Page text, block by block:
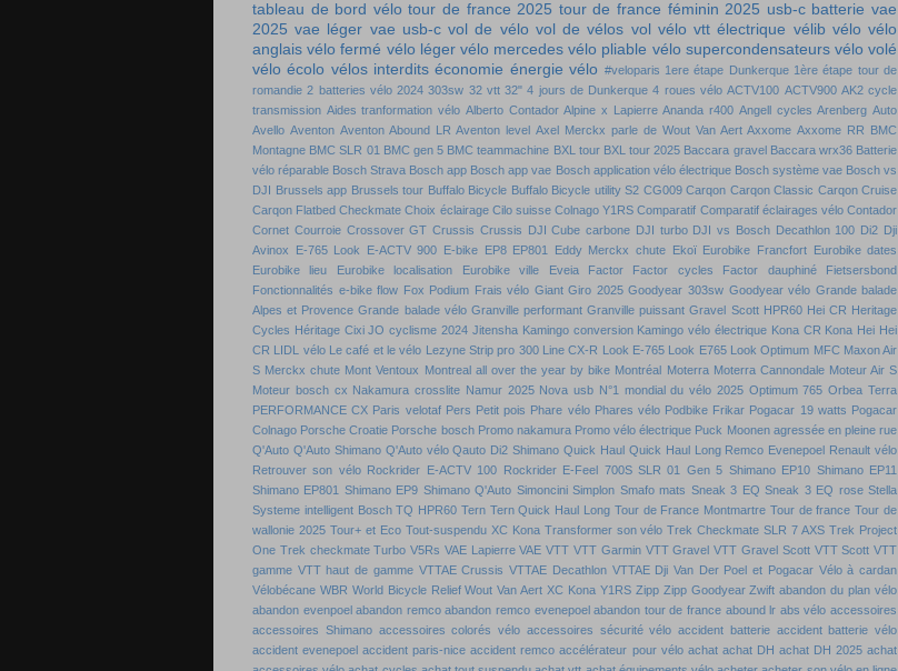
tableau de bord vélo tour de france 2025 tour de france féminin 2025 usb-c batterie vae
2025 vae léger vae usb-c vol de vélo vol de vélos vol vélo vtt électrique vélib vélo vélo
anglais vélo fermé vélo léger vélo mercedes vélo pliable vélo supercondensateurs vélo volé
vélo écolo vélos interdits économie énergie vélo #veloparis 1ere étape Dunkerque 1ère étape tour de
romandie 2 batteries vélo 2024 303sw 32 vtt 32" 4 jours de Dunkerque 4 roues vélo ACTV100 ACTV900 AK2 cycle
transmission Aides tranformation vélo Alberto Contador Alpine x Lapierre Ananda r400 Angell cycles Arenberg Auto
Avello Aventon Aventon Abound LR Aventon level Axel Merckx parle de Wout Van Aert Axxome Axxome RR BMC
Montagne BMC SLR 01 BMC gen 5 BMC teammachine BXL tour BXL tour 2025 Baccara gravel Baccara wrx36 Batterie
vélo réparable Bosch Strava Bosch app Bosch app vae Bosch application vélo électrique Bosch système vae Bosch vs
DJI Brussels app Brussels tour Buffalo Bicycle Buffalo Bicycle utility S2 CG009 Carqon Carqon Classic Carqon Cruise
Carqon Flatbed Checkmate Choix éclairage Cilo suisse Colnago Y1RS Comparatif Comparatif éclairages vélo Contador
Cornet Courroie Crossover GT Crussis Crussis DJI Cube carbone DJI turbo DJI vs Bosch Decathlon 100 Di2 Dji
Avinox
E-765 Look E-ACTV 900 E-bike EP8 EP801 Eddy Merckx chute Ekoï Eurobike Francfort Eurobike dates
Eurobike lieu
Eurobike localisation Eurobike ville Eveia Factor Factor cycles Factor dauphiné
Fietsersbond
Fonctionnalités e-bike flow Fox Podium Frais vélo Giant Giro 2025 Goodyear 303sw Goodyear vélo Grande balade
Alpes et Provence Grande balade vélo Granville performant Granville puissant Gravel Scott HPR60 Hei CR Heritage
Cycles Héritage Cixi JO cyclisme 2024 Jitensha Kamingo conversion Kamingo vélo électrique Kona CR Kona Hei Hei
CR LIDL vélo Le café et le vélo Lezyne Strip pro 300 Line CX-R Look E-765 Look E765 Look Optimum MFC Maxon Air
S Merckx chute Mont Ventoux Montreal all over the year by bike Montréal Moterra Moterra Cannondale Moteur Air S
Moteur bosch cx Nakamura crosslite Namur 2025 Nova usb N°1 mondial du vélo 2025 Optimum 765 Orbea Terra
PERFORMANCE CX Paris velotaf Pers Petit pois Phare vélo Phares vélo Podbike Frikar Pogacar 19 watts Pogacar
Colnago Porsche Croatie Porsche bosch Promo nakamura Promo vélo électrique Puck Moonen agressée en pleine rue
Q'Auto Q'Auto Shimano Q'Auto vélo Qauto Di2 Shimano Quick Haul Quick Haul Long Remco Evenepoel Renault vélo
Retrouver son vélo Rockrider E-ACTV 100 Rockrider E-Feel 700S SLR 01 Gen 5 Shimano EP10 Shimano EP11
Shimano EP801 Shimano EP9 Shimano Q'Auto Simoncini Simplon Smafo mats Sneak 3 EQ Sneak 3 EQ rose Stella
Systeme intelligent Bosch TQ HPR60 Tern Tern Quick Haul Long Tour de France Montmartre Tour de france Tour de
wallonie 2025 Tour+ et Eco Tout-suspendu XC Kona Transformer son vélo Trek Checkmate SLR 7 AXS Trek Project
One Trek checkmate Turbo V5Rs VAE Lapierre VAE VTT VTT Garmin VTT Gravel VTT Gravel Scott VTT Scott VTT
gamme VTT haut de gamme VTTAE Crussis VTTAE Decathlon VTTAE Dji Van Der Poel et Pogacar Vélo à cardan
Vélobécane WBR World Bicycle Relief Wout Van Aert XC Kona Y1RS Zipp Zipp Goodyear Zwift abandon du plan vélo
abandon evenpoel abandon remco abandon remco evenepoel abandon tour de france abound lr abs vélo accessoires
accessoires Shimano accessoires colorés vélo accessoires sécurité vélo accident batterie accident batterie vélo
accident evenepoel accident paris-nice accident remco accélérateur pour vélo achat achat DH achat DH 2025 achat